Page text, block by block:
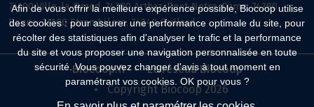
Afin de vous offrir la meilleure expérience possible, Biocoop utilise
des cookies : pour assurer une performance optimale du site, pour
récolter des statistiques afin d'analyser le trafic et la performance
du site et vous proposer une navigation personnalisée en toute
sécurité. Vous pouvez changer d'avis à tout moment en
paramétrant vos cookies. OK pour vous ?
74100 Ville-la-Grand, 74380 Arthaz-Pont-Notre-Dame, 74380
Bonne, 74100 Etrembières, 74240 Gaillard
Biocoop.fr
Le réseau Biocoop
Copyright Biocoop 2026